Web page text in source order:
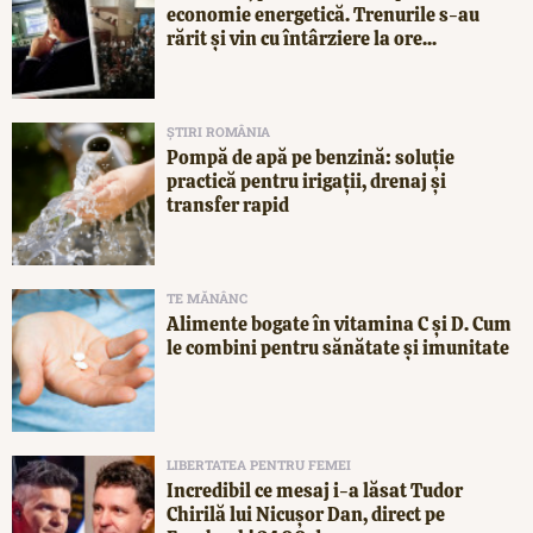
economie energetică. Trenurile s-au
rărit și vin cu întârziere la ore...
ȘTIRI ROMÂNIA
Pompă de apă pe benzină: soluție
practică pentru irigații, drenaj și
transfer rapid
TE MĂNÂNC
Alimente bogate în vitamina C și D. Cum
le combini pentru sănătate și imunitate
LIBERTATEA PENTRU FEMEI
Incredibil ce mesaj i-a lăsat Tudor
Chirilă lui Nicușor Dan, direct pe